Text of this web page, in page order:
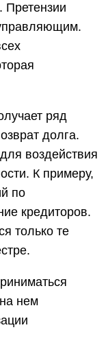
Претензии
ряд
долга.
воздействия
К примеру,
по
кредиторов.
только те
нем